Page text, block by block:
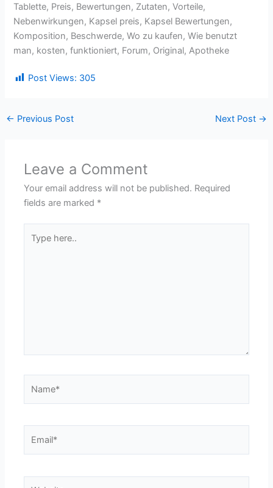
Tablette, Preis, Bewertungen, Zutaten, Vorteile,
Nebenwirkungen, Kapsel preis, Kapsel Bewertungen,
Komposition, Beschwerde, Wo zu kaufen, Wie benutzt
man, kosten, funktioniert, Forum, Original, Apotheke
Post Views: 305
← Previous Post Next Post →
Leave a Comment
Your email address will not be published. Required
fields are marked *
here..